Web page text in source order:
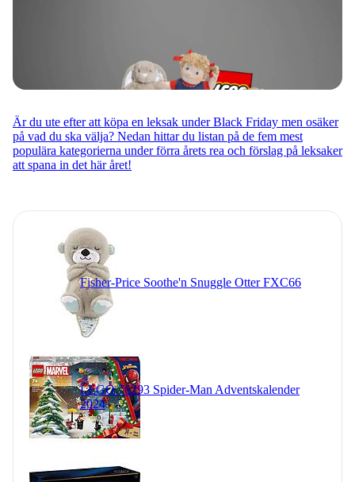
Är du ute efter att köpa en leksak under Black Friday men osäker
på vad du ska välja? Nedan hittar du listan på de fem mest
populära kategorierna under förra årets rea och förslag på leksaker
att spana in det här året!
Fisher-Price Soothe'n Snuggle Otter FXC66
LEGO 76293 Spider-Man Adventskalender
2024